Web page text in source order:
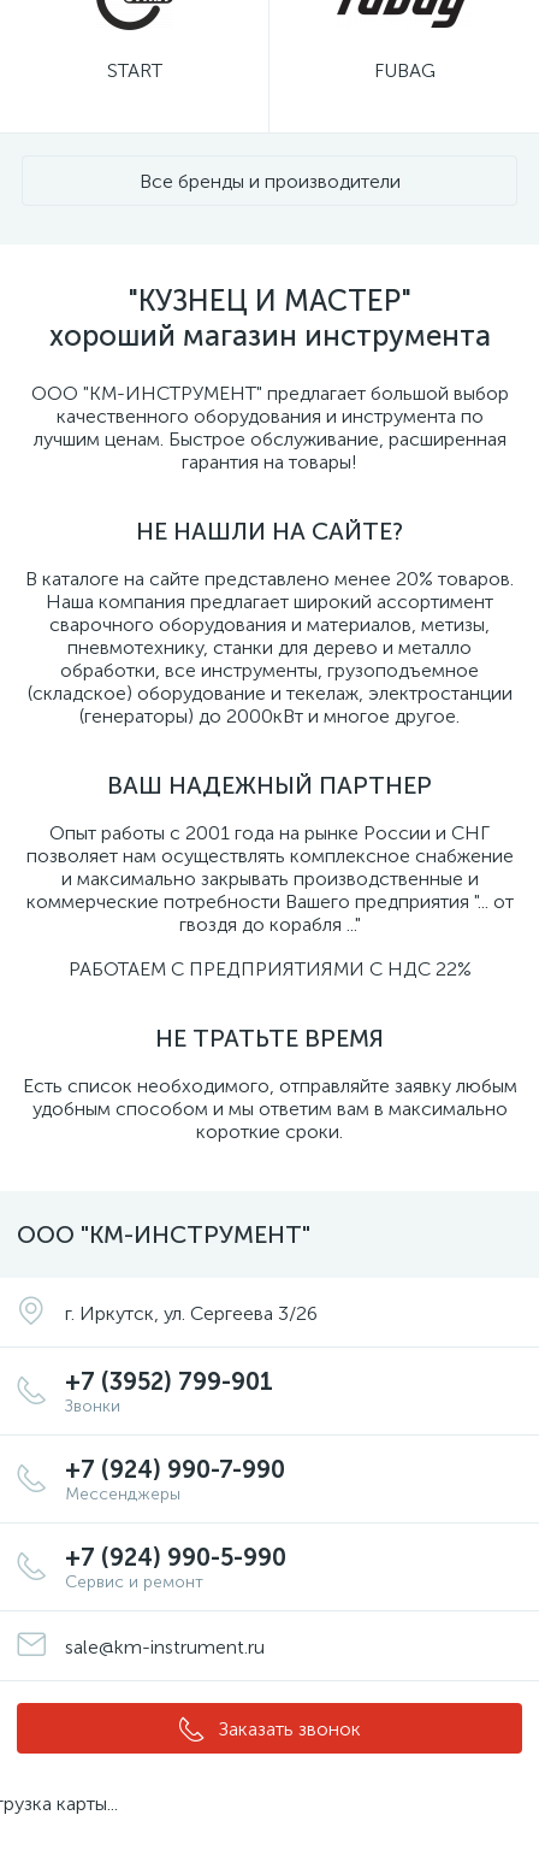
START FUBAG
Все бренды и производители
"КУЗНЕЦ И МАСТЕР"
хороший магазин инструмента
ООО "КМ-ИНСТРУМЕНТ" предлагает большой выбор
качественного оборудования и инструмента по
лучшим ценам. Быстрое обслуживание, расширенная
гарантия на товары!
НЕ НАШЛИ НА САЙТЕ?
В каталоге на сайте представлено менее 20% товаров.
Наша компания предлагает широкий ассортимент
сварочного оборудования и материалов, метизы,
пневмотехнику, станки для дерево и металло
обработки, все инструменты, грузоподъемное
(складское) оборудование и текелаж, электростанции
(генераторы) до 2000кВт и многое другое.
ВАШ НАДЕЖНЫЙ ПАРТНЕР
Опыт работы с 2001 года на рынке России и СНГ
позволяет нам осуществлять комплексное снабжение
и максимально закрывать производственные и
коммерческие потребности Вашего предприятия "... от
гвоздя до корабля ..."
РАБОТАЕМ С ПРЕДПРИЯТИЯМИ С НДС 22%
НЕ ТРАТЬТЕ ВРЕМЯ
Есть список необходимого, отправляйте заявку любым
удобным способом и мы ответим вам в максимально
короткие сроки.
ООО "КМ-ИНСТРУМЕНТ"
г. Иркутск, ул. Сергеева 3/26
+7 (3952) 799-901
Звонки
+7 (924) 990-7-990
Мессенджеры
+7 (924) 990-5-990
Сервис и ремонт
sale@km-instrument.ru
Заказать звонок
карты...